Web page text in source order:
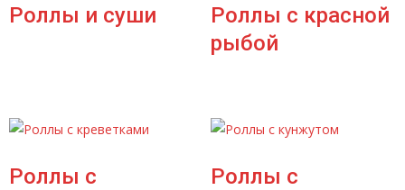
Роллы и суши
Роллы с красной
рыбой
Роллы с
Роллы с